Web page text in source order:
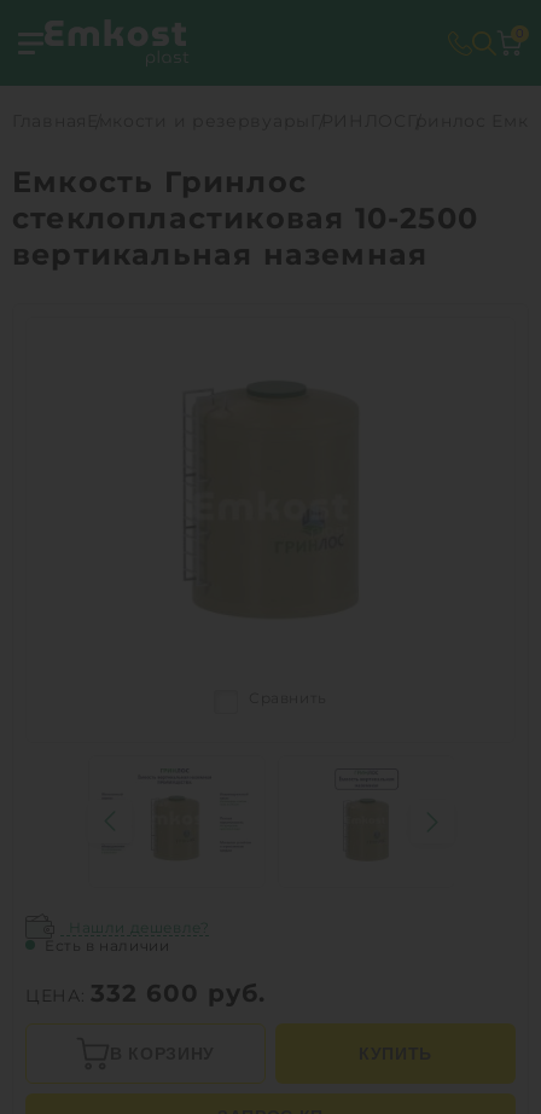
Емкость Гринлос
стеклопластиковая 10-2500
вертикальная наземная
Нашли дешевле?
Есть в наличии
ЦЕНА: 332 600 руб.